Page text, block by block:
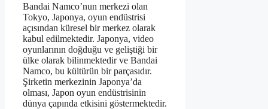
Bandai Namco’nun merkezi olan
Tokyo, Japonya, oyun endüstrisi
açısından küresel bir merkez olarak
kabul edilmektedir. Japonya, video
oyunlarının doğduğu ve geliştiği bir
ülke olarak bilinmektedir ve Bandai
Namco, bu kültürün bir parçasıdır.
Şirketin merkezinin Japonya’da
olması, Japon oyun endüstrisinin
dünya çapında etkisini göstermektedir.